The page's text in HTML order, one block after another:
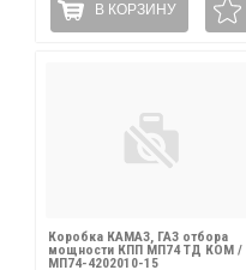
В КОРЗИНУ
Коробка КАМАЗ, ГАЗ отбора
мощности КПП МП74 ТД КОМ /
МП74-4202010-15